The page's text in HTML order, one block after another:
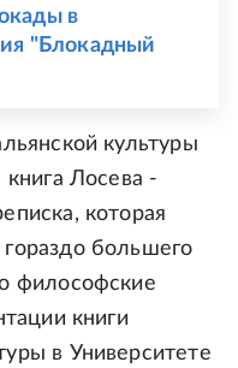
в
"Блокадный
культуры
книга Лосева -
которая
большего
философские
книги
в Университете